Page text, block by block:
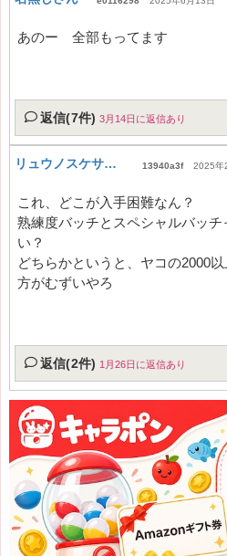
あのー 全部もってます
返信(7件) 3月14日に返信あり
リュウノスケサブ垢 13940a3f 2025年
これ、どこが入手困難なん？
熟練度バッチとスペシャルバッ
い？
どちらかというと、ヤコの2000
方がむずいやろ
返信(2件) 1月26日に返信あり